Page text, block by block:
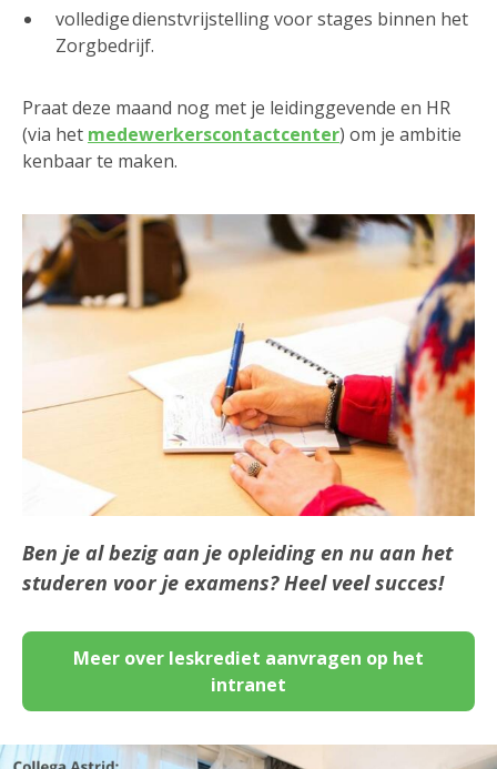
volledige dienstvrijstelling voor stages binnen het
Zorgbedrijf.
Praat deze maand nog met je leidinggevende en HR
(via het medewerkerscontactcenter) om je ambitie
kenbaar te maken.
Ben je al bezig aan je opleiding en nu aan het
studeren voor je examens? Heel veel succes!
Meer over leskrediet aanvragen op het
intranet